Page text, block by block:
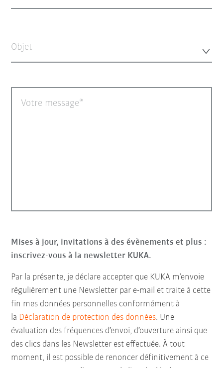
Objet
Votre message
Mises à jour, invitations à des évènements et plus :
inscrivez-vous à la newsletter KUKA.
Par la présente, je déclare accepter que KUKA m’envoie
régulièrement une Newsletter par e-mail et traite à cette
fin mes données personnelles conformément à
la Déclaration de protection des données. Une
évaluation des fréquences d’envoi, d’ouverture ainsi que
des clics dans les Newsletter est effectuée. À tout
moment, il est possible de renoncer définitivement à ce